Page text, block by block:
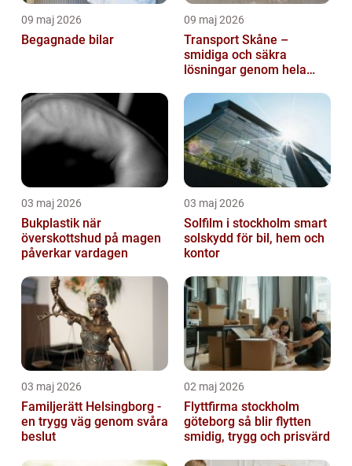
09 maj 2026
Begagnade bilar
09 maj 2026
Transport Skåne –
smidiga och säkra
lösningar genom hela
03 maj 2026
Bukplastik när
överskottshud på magen
påverkar vardagen
03 maj 2026
Solfilm i stockholm smart
solskydd för bil, hem och
kontor
03 maj 2026
Familjerätt Helsingborg -
en trygg väg genom svåra
beslut
02 maj 2026
Flyttfirma stockholm
göteborg så blir flytten
smidig, trygg och prisvärd